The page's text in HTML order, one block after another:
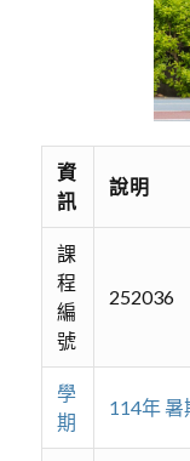
資
訊
說明
課
程
編
號
252036
學
期
114年 暑